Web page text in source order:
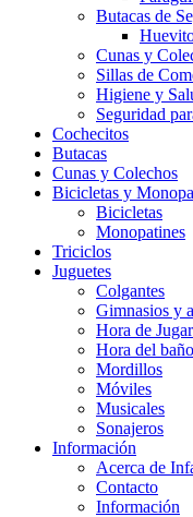
Butacas de
Cunas y
Sillas de
Higiene y
Seguridad
Cochecitos
Butacas
Cunas y Colechos
Bicicletas y
Bicicletas
Monopatines
Triciclos
Juguetes
Colgantes
Gimnasios y
Hora de Jugar
Hora del
Mordillos
Móviles
Musicales
Sonajeros
Información
Acerca de
Contacto
Información